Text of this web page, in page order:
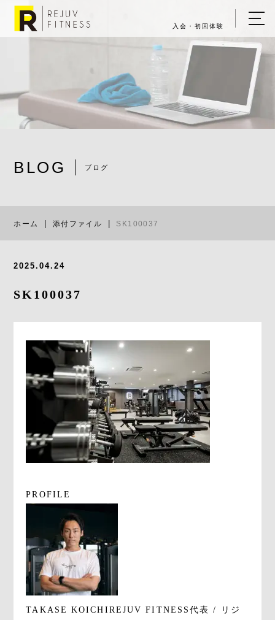
入会・初回体験
BLOG ブログ
ホーム 添付ファイル SK100037
2025.04.24
SK100037
PROFILE
TAKASE KOICHI REJUV FITNESS代表 / リジ
ホーム
キャンペーン情報
▼ REJUV FITNESSについて
店舗一覧
058-338-3504
入会・初回体験はこちら